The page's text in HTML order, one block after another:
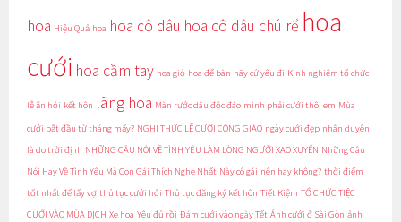
hoa Hiệu Quả hoa hoa cô dâu hoa cô dâu chú rể hoa
cưới hoa cầm tay hoa giỏ hoa để bàn hãy cứ yêu đi Kinh nghiệm tổ chức
lễ ăn hỏi kết hôn lãng hoa Màn rước dâu độc đáo mình phải cưới thôi em Mùa
cưới bắt đầu từ tháng mấy? NGHI THỨC LỄ CƯỚI CÔNG GIÁO ngày cưới đẹp nhân duyên
là do trời định NHỮNG CÂU NÓI VỀ TÌNH YÊU LÀM LÒNG NGƯỜI XAO XUYẾN Những Câu
Nói Hay Về Tình Yêu Mà Con Gái Thích Nghe Nhất Này cô gái nên hay không? thời điểm
tốt nhất để lấy vợ thủ tục cưới hỏi Thủ tục đăng ký kết hôn Tiết Kiệm TỔ CHỨC TIỆC
CƯỚI VÀO MÙA DỊCH Xe hoa Yêu đủ rồi Đám cưới vào ngày Tết Ảnh cưới ở Sài Gòn ảnh